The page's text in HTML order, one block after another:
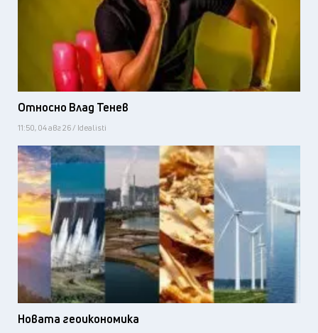
Относно Влад Тенев
11:50, 04 авг 26 / Idealisti
Новата геоикономика